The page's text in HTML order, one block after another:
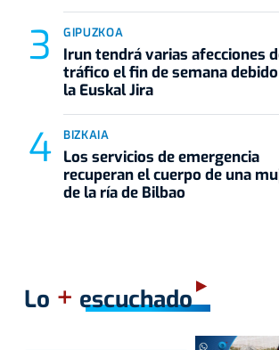
GIPUZKOA
Irun tendrá varias afecciones
tráfico el fin de semana
la Euskal Jira
BIZKAIA
Los servicios de emergencia
recuperan el cuerpo de una
de la ría de Bilbao
Lo + escuchado